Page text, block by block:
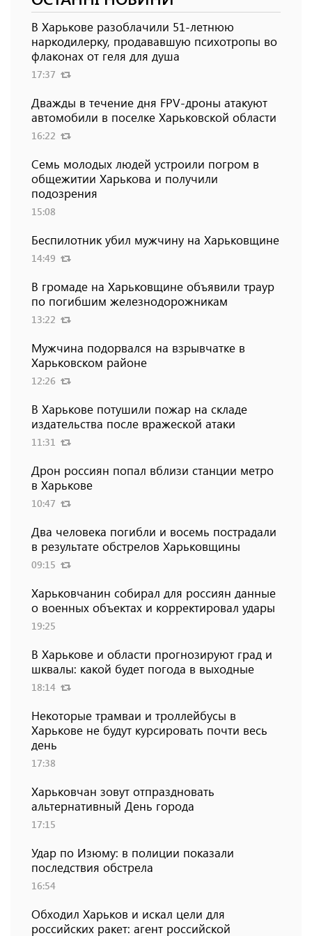
В Харькове разоблачили 51-летнюю
наркодилерку, продававшую психотропы во
флаконах от геля для душа
17:37
Дважды в течение дня FPV-дроны атакуют
автомобили в поселке Харьковской области
16:22
Семь молодых людей устроили погром в
общежитии Харькова и получили
подозрения
15:08
Беспилотник убил мужчину на Харьковщине
14:49
В громаде на Харьковщине объявили траур
по погибшим железнодорожникам
13:22
Мужчина подорвался на взрывчатке в
Харьковском районе
12:26
В Харькове потушили пожар на складе
издательства после вражеской атаки
11:31
Дрон россиян попал вблизи станции метро
в Харькове
10:47
Два человека погибли и восемь пострадали
в результате обстрелов Харьковщины
09:15
Харьковчанин собирал для россиян данные
о военных объектах и ​​корректировал удары
19:25
В Харькове и области прогнозируют град и
шквалы: какой будет погода в выходные
18:14
Некоторые трамваи и троллейбусы в
Харькове не будут курсировать почти весь
день
17:38
Харьковчан зовут отпраздновать
альтернативный День города
17:15
Удар по Изюму: в полиции показали
последствия обстрела
16:54
Обходил Харьков и искал цели для
российских ракет: агент российской